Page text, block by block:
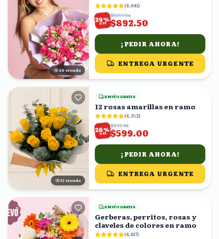
19 viendo
(4,641)
29%
OFF
$1257.04
$892.50
¡PEDIR AHORA!
ENTREGA URGENTE
18 viendo
ENVÍO GRATIS
12 rosas amarillas en ramo
(4,352)
28%
OFF
$831.94
$599.00
¡PEDIR AHORA!
ENTREGA URGENTE
ENVÍO GRATIS
Gerberas, perritos, rosas y
claveles de colores en ramo
(4,617)